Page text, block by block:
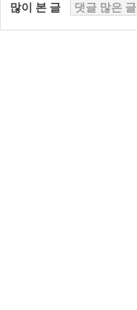
많이 본 글 댓글 많은 글